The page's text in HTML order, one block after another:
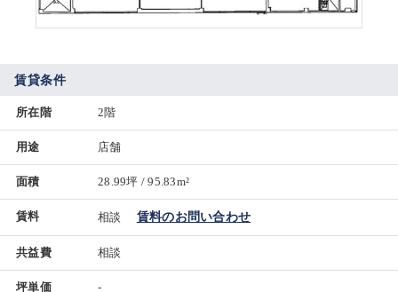
賃貸条件
所在階 2階
用途 店舗
面積 28.99坪 / 95.83m²
賃料 相談 賃料のお問い合わせ
共益費 相談
坪単価 -